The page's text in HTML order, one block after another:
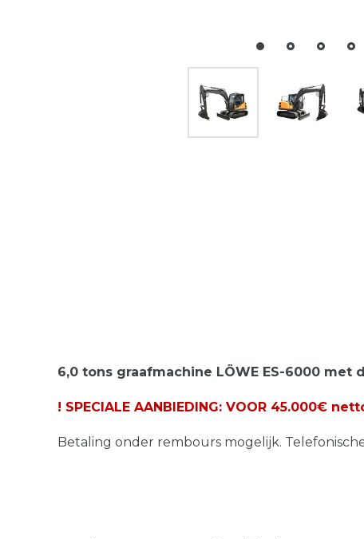
6,0 tons graafmachine LÖWE ES-6000 met
! SPECIALE AANBIEDING: VOOR 45.000€
Betaling onder rembours mogelijk.